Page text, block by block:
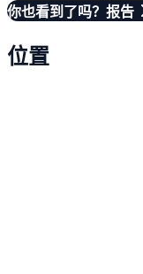
你也看到了吗？报告
位置